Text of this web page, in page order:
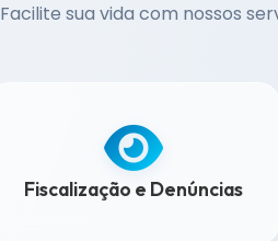
Facilite sua vida com nossos
Fiscalização e Denúncias